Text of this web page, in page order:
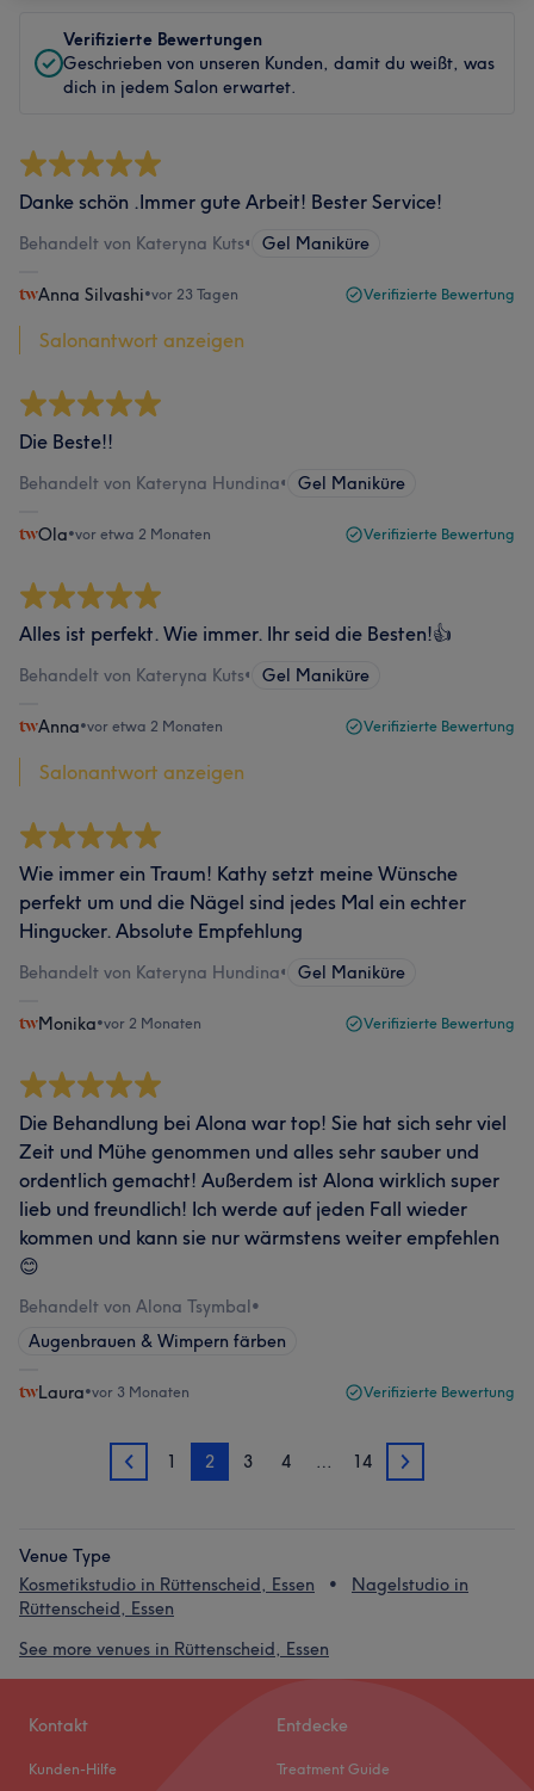
Verifizierte Bewertungen
Geschrieben von unseren Kunden, damit du weißt, was
dich in jedem Salon erwartet.
Danke schön .Immer gute Arbeit! Bester Service!
Behandelt von Kateryna Kuts• Gel Maniküre
Anna Silvashi•vor 23 Tagen Verifizierte Bewertung
Salonantwort anzeigen
Die Beste!!
Behandelt von Kateryna Hundina• Gel Maniküre
Ola•vor etwa 2 Monaten Verifizierte Bewertung
Alles ist perfekt. Wie immer. Ihr seid die Besten!👍
Behandelt von Kateryna Kuts• Gel Maniküre
Anna•vor etwa 2 Monaten Verifizierte Bewertung
Salonantwort anzeigen
Wie immer ein Traum! Kathy setzt meine Wünsche
perfekt um und die Nägel sind jedes Mal ein echter
Hingucker. Absolute Empfehlung
Behandelt von Kateryna Hundina• Gel Maniküre
Monika•vor 2 Monaten Verifizierte Bewertung
Die Behandlung bei Alona war top! Sie hat sich sehr viel
Zeit und Mühe genommen und alles sehr sauber und
ordentlich gemacht! Außerdem ist Alona wirklich super
lieb und freundlich! Ich werde auf jeden Fall wieder
kommen und kann sie nur wärmstens weiter empfehlen
😊
Behandelt von Alona Tsymbal•
Augenbrauen & Wimpern färben
Laura•vor 3 Monaten Verifizierte Bewertung
1 1 2 3 4 … 14 3
Venue Type
Kosmetikstudio in Rüttenscheid, Essen
Nagelstudio in
Rüttenscheid, Essen
See more venues in Rüttenscheid, Essen
Kontakt
Kunden-Hilfe
Entdecke
Treatment Guide